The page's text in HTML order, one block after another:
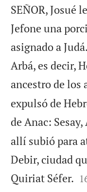
SEÑOR, Josué
Jefone una
asignado a
Arbá, es decir,
ancestro de los
expulsó de
de Anac:
allí subió para
Debir, ciudad
Quiriat Séfer. 